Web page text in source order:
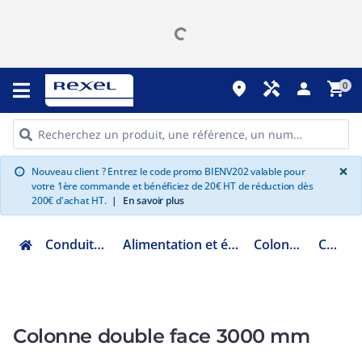
place handyman person shopping_cart0
info Nouveau client ? Entrez le code promo BIENV202 valable pour
votre 1ère commande et bénéficiez de 20€ HT de réduction dès
200€ d'achat HT. | En savoir plus
×
Conduits et cheminements Alimentation et équipement du poste de travail Colonne et colonnette COLDF3000
Colonne double face 3000 mm